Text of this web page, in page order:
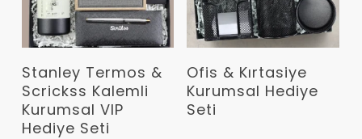
Devamını Oku
Stanley Termos &
Scrickss Kalemli
Kurumsal VIP
Hediye Seti
Devamını Oku
Ofis & Kırtasiye
Kurumsal Hediye
Seti